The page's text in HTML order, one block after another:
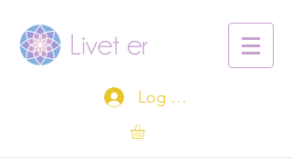
Log ind